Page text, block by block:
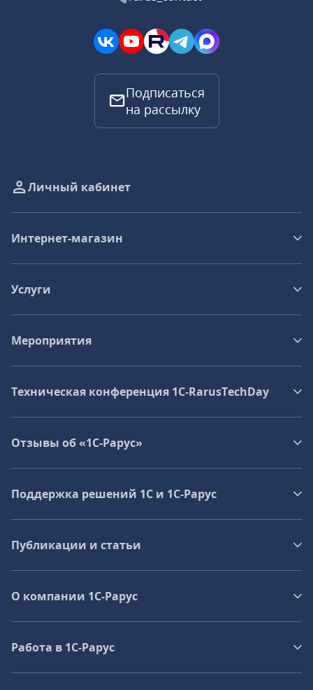
Подписаться
на рассылку
Личный кабинет
Интернет-магазин
Услуги
Мероприятия
Техническая конференция 1C‑RarusTechDay
Отзывы об «1С-Рарус»
Поддержка решений 1С и 1С‑Рарус
Публикации и статьи
О компании 1C-Рарус
Работа в 1С‑Рарус